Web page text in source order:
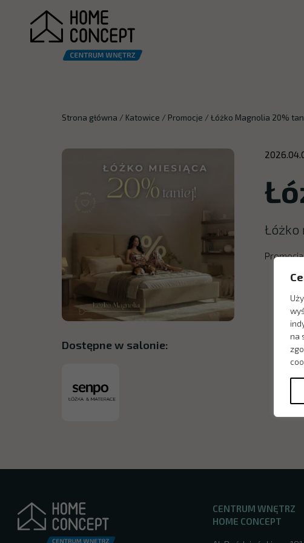
na
Strona główna / Katowice /Promocje /Łóżko Magnolia 20%
Dostępne w salonie:
Łóżko
CENTRUM WNĘTRZ
HOME CONCEPT